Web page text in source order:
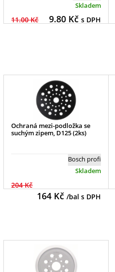
Skladem
11.00 Kč 9.80Kč s DPH
Ochraná mezi-podložka se
suchým zipem, D125 (2ks)
Bosch profi
Skladem
204 Kč
164Kč /bal s DPH